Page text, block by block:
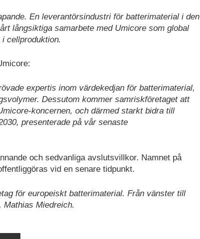
En leverantörsindustri för batterimaterial i den
långsiktiga samarbete med Umicore som global
cellproduktion.
expertis inom värdekedjan för batterimaterial,
Dessutom kommer samriskföretaget att
koncernen, och därmed starkt bidra till
presenterade på vår senaste
och sedvanliga avslutsvillkor. Namnet på
vid en senare tidpunkt.
för europeiskt batterimaterial. Från vänster till
Mathias Miedreich.